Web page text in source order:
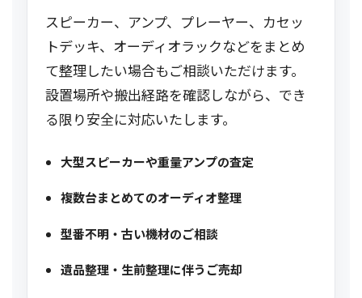
スピーカー、アンプ、プレーヤー、カセッ
トデッキ、オーディオラックなどをまとめ
て整理したい場合もご相談いただけます。
設置場所や搬出経路を確認しながら、でき
る限り安全に対応いたします。
大型スピーカーや重量アンプの査定
複数台まとめてのオーディオ整理
型番不明・古い機材のご相談
遺品整理・生前整理に伴うご売却